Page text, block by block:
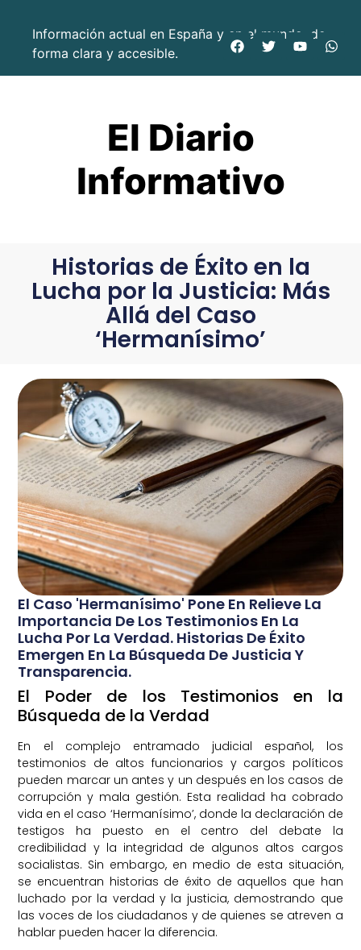
Información actual en España y en el mundo, de
forma clara y accesible.
El Diario
Informativo
Historias de Éxito en la
Lucha por la Justicia: Más
Allá del Caso
‘Hermanísimo’
El Caso 'Hermanísimo' Pone En Relieve La
Importancia De Los Testimonios En La
Lucha Por La Verdad. Historias De Éxito
Emergen En La Búsqueda De Justicia Y
Transparencia.
El Poder de los Testimonios en la
Búsqueda de la Verdad
En el complejo entramado judicial español, los
testimonios de altos funcionarios y cargos políticos
pueden marcar un antes y un después en los casos de
corrupción y mala gestión. Esta realidad ha cobrado
vida en el caso ‘Hermanísimo’, donde la declaración de
testigos ha puesto en el centro del debate la
credibilidad y la integridad de algunos altos cargos
socialistas. Sin embargo, en medio de esta situación,
se encuentran historias de éxito de aquellos que han
luchado por la verdad y la justicia, demostrando que
las voces de los ciudadanos y de quienes se atreven a
hablar pueden hacer la diferencia.